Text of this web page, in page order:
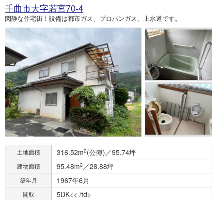
千曲市大字若宮70-4
閑静な住宅街！設備は都市ガス、プロパンガス、上水道です。
土地面積 316.52m2(公簿)／95.74坪
建物面積 95.48m2 ／28.88坪
築年月 1967年6月
間取 5DK<< /td>